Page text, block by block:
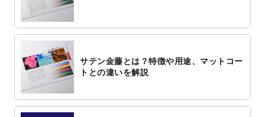
サテン金藤とは？特徴や用途、マットコー
トとの違いを解説